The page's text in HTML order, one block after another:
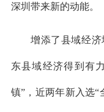
深圳带来新的动能。
增添了县域经
东县域经济得到有
镇”，近两年新入选“